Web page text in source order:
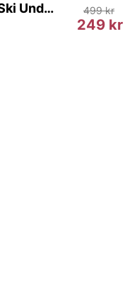
Panda Ski Underwear Set.
249 kr
499 kr